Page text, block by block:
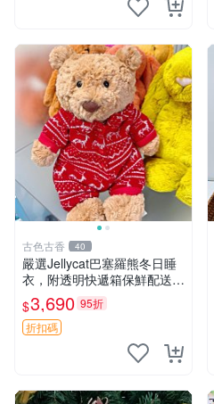
古色古香 40
嚴選Jellycat巴塞羅熊冬日睡
衣，附透明快遞箱保鮮配送，
童趣可愛可收藏 巴塞羅熊 睡
衣 透明袋
$3,690 95折
折扣碼